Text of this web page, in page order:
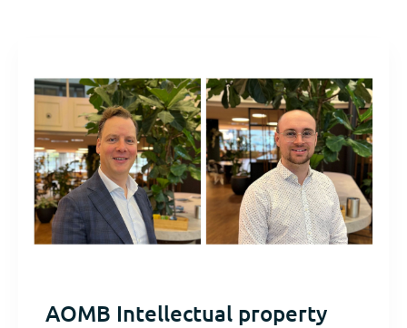
AOMB Intellectual property